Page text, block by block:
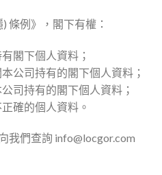
條例》，閣下有權：
閣下個人資料；
公司持有的閣下個人資料；
司持有的閣下個人資料；
確的個人資料。
我們查詢 info@locgor.com